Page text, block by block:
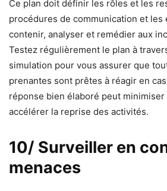
Ce plan doit définir les rôles et les
procédures de communication et les
contenir, analyser et remédier aux
Testez régulièrement le plan à
simulation pour vous assurer que
prenantes sont prêtes à réagir en
réponse bien élaboré peut
accélérer la reprise des activités.
10/ Surveiller en
menaces